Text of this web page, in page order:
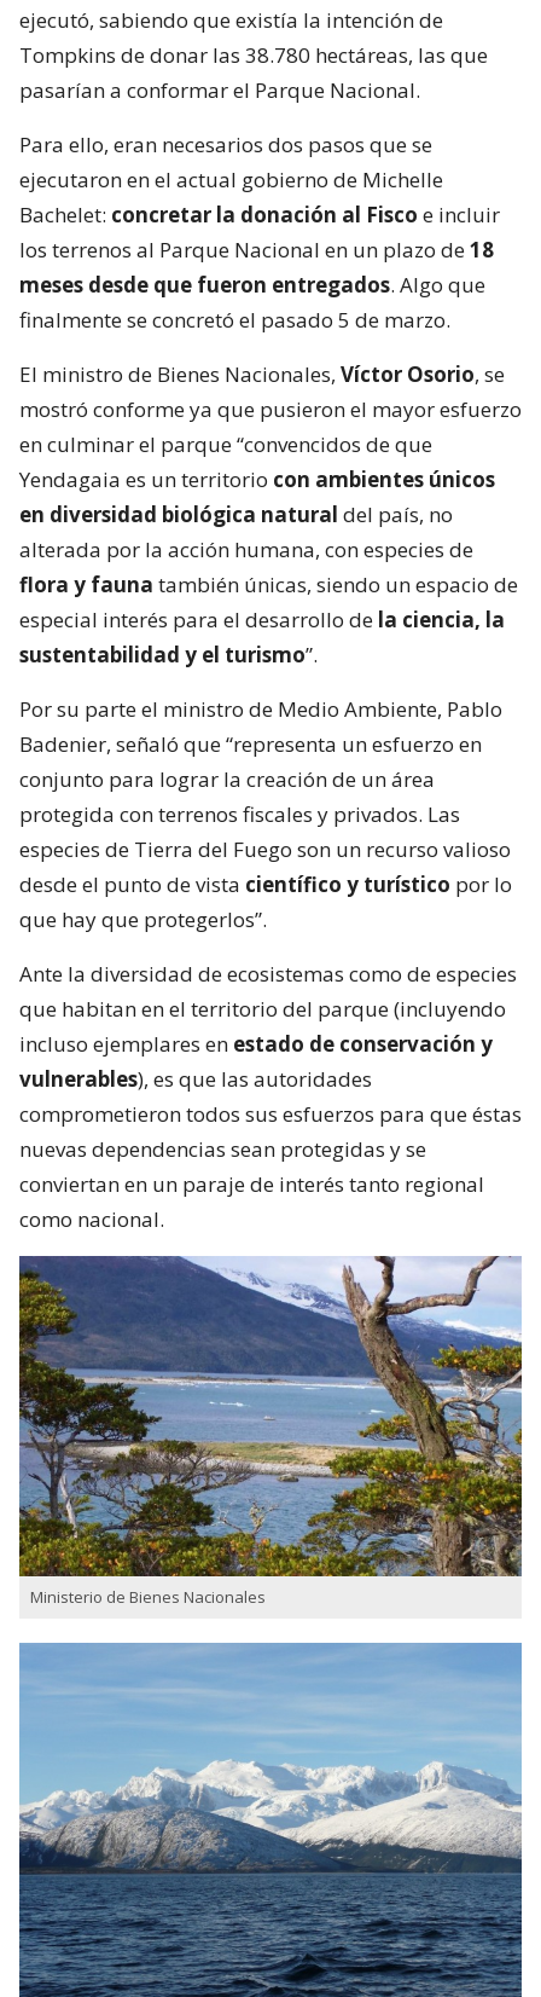
ejecutó, sabiendo que existía la intención de
Tompkins de donar las 38.780 hectáreas, las que
pasarían a conformar el Parque Nacional.
Para ello, eran necesarios dos pasos que se
ejecutaron en el actual gobierno de Michelle
Bachelet: concretar la donación al Fisco e incluir
los terrenos al Parque Nacional en un plazo de18
meses desde que fueron entregados. Algo que
finalmente se concretó el pasado 5 de marzo.
El ministro de Bienes Nacionales, Víctor Osorio, se
mostró conforme ya que pusieron el mayor esfuerzo
en culminar el parque “convencidos de que
Yendagaia es un territorio con ambientes únicos
en diversidad biológica natural del país, no
alterada por la acción humana, con especies de
flora y fauna también únicas, siendo un espacio de
especial interés para el desarrollo de la ciencia, la
sustentabilidad y el turismo”.
Por su parte el ministro de Medio Ambiente, Pablo
Badenier, señaló que “representa un esfuerzo en
conjunto para lograr la creación de un área
protegida con terrenos fiscales y privados. Las
especies de Tierra del Fuego son un recurso valioso
desde el punto de vista científico y turístico por lo
que hay que protegerlos”.
Ante la diversidad de ecosistemas como de especies
que habitan en el territorio del parque (incluyendo
incluso ejemplares en estado de conservación y
vulnerables), es que las autoridades
comprometieron todos sus esfuerzos para que éstas
nuevas dependencias sean protegidas y se
conviertan en un paraje de interés tanto regional
como nacional.
Ministerio de Bienes Nacionales